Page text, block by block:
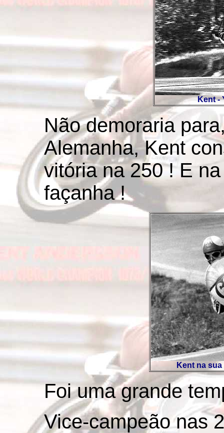
Kent -
Não demoraria
Alemanha, Kent
vitória na 250 ! E
façanha !
Kent na sua
Foi uma grande
Vice-campeão nas